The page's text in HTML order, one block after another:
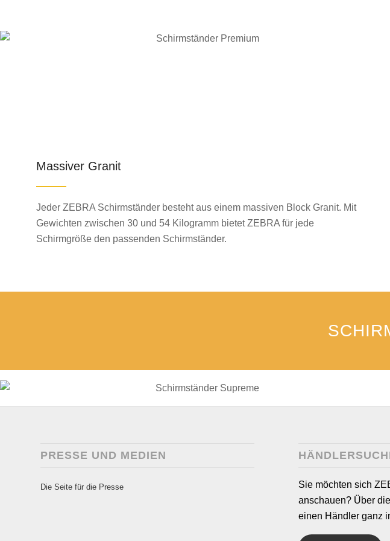
Massiver Granit
Jeder ZEBRA Schirmständer besteht aus einem massiven Block Granit. Mit
Gewichten zwischen 30 und 54 Kilogramm bietet ZEBRA für jede
Schirmgröße den passenden Schirmständer.
PRESSE UND MEDIEN
Die Seite für die Presse
Sie möchten sich
anschauen? Über
einen Händler ganz